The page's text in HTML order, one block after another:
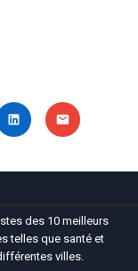
des 10 meilleurs
telles que santé et
villes.